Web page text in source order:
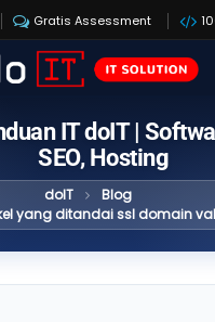
Gratis Assessment
IT doIT |
SEO, Hosting
doIT
Blog
yang ditandai ssl domain